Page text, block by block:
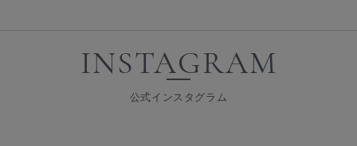
INSTAGRAM
公式インスタグラム